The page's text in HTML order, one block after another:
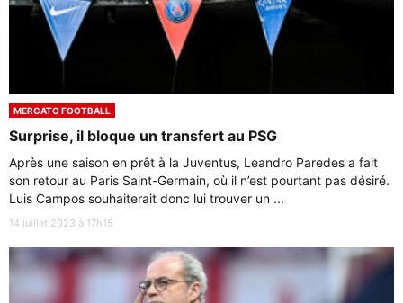
MERCATO FOOTBALL
Surprise, il bloque un transfert au PSG
Après une saison en prêt à la Juventus, Leandro Paredes a fait
son retour au Paris Saint-Germain, où il n’est pourtant pas désiré.
Luis Campos souhaiterait donc lui trouver un ...
14 juillet 2023 à 17h15